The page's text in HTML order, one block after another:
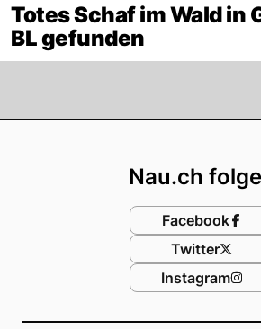
Totes Schaf im Wald in
BL gefunden
Nau.ch
Facebook
Twitter
Instagram